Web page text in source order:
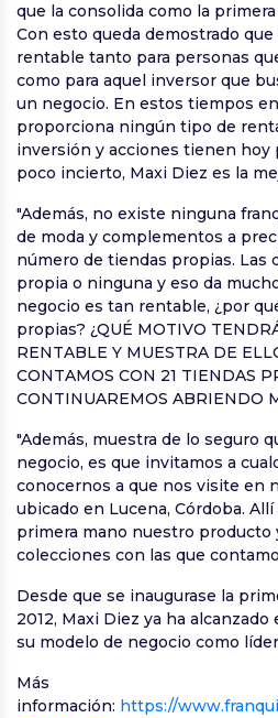
que la consolida como la
Con esto queda demostrado
rentable tanto para personas
como para aquel inversor que
un negocio. En estos tiempos
proporciona ningún tipo de
inversión y acciones tienen hoy
poco incierto, Maxi Diez es la
"Además, no existe ninguna
de moda y complementos a
número de tiendas propias. Las
propia o ninguna y eso da
negocio es tan rentable, ¿por
propias? ¿QUÉ MOTIVO
RENTABLE Y MUESTRA DE
CONTAMOS CON 21 TIENDAS
CONTINUAREMOS ABRIENDO
"Además, muestra de lo seguro
negocio, es que invitamos a
conocernos a que nos visite en
ubicado en Lucena, Córdoba.
primera mano nuestro producto
colecciones con las que
Desde que se inaugurase la
2012, Maxi Diez ya ha
su modelo de negocio como
Más
información: https://